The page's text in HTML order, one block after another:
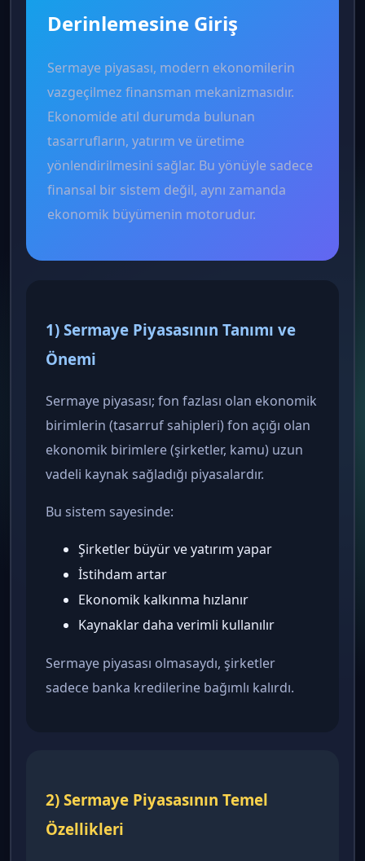
Derinlemesine Giriş
Sermaye piyasası, modern ekonomilerin
vazgeçilmez finansman mekanizmasıdır.
Ekonomide atıl durumda bulunan
tasarrufların, yatırım ve üretime
yönlendirilmesini sağlar. Bu yönüyle sadece
finansal bir sistem değil, aynı zamanda
ekonomik büyümenin motorudur.
1) Sermaye Piyasasının Tanımı ve
Önemi
Sermaye piyasası; fon fazlası olan ekonomik
birimlerin (tasarruf sahipleri) fon açığı olan
ekonomik birimlere (şirketler, kamu) uzun
vadeli kaynak sağladığı piyasalardır.
Bu sistem sayesinde:
Şirketler büyür ve yatırım yapar
İstihdam artar
Ekonomik kalkınma hızlanır
Kaynaklar daha verimli kullanılır
Sermaye piyasası olmasaydı, şirketler
sadece banka kredilerine bağımlı kalırdı.
2) Sermaye Piyasasının Temel
Özellikleri